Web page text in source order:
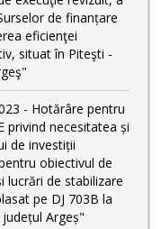
de finanțare
eficienţei
situat în Piteşti -
- Hotărâre pentru
privind necesitatea și
de investiții
obiectivul de
lucrări de stabilizare
pe DJ 703B la
Argeș"